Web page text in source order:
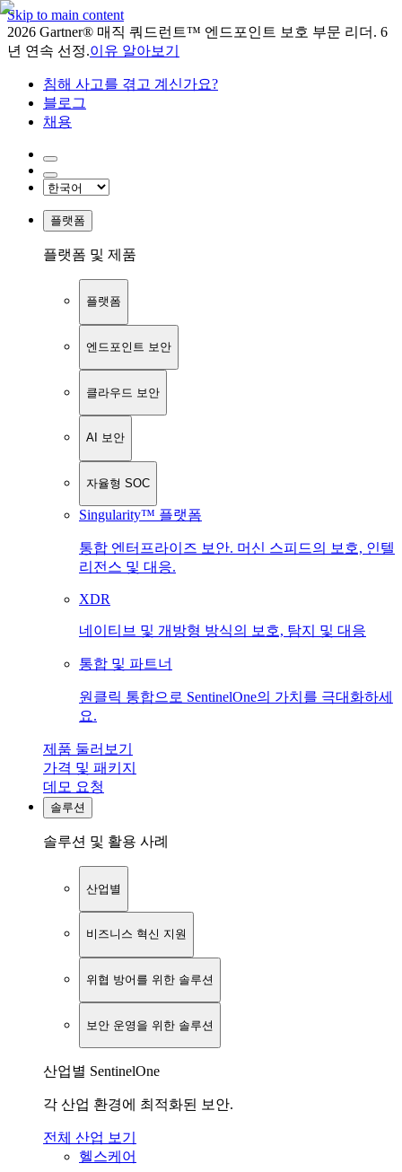
Skip to main content
2026 Gartner® 매직 쿼드런트™ 엔드포인트 보호 부문 리더. 6
년 연속 선정.이유 알아보기
침해 사고를 겪고 계신가요?
블로그
채용
플랫폼
플랫폼 및 제품
플랫폼
엔드포인트 보안
클라우드 보안
AI 보안
자율형 SOC
Singularity™ 플랫폼
통합 엔터프라이즈 보안. 머신 스피드의 보호, 인텔
리전스 및 대응.
XDR
네이티브 및 개방형 방식의 보호, 탐지 및 대응
통합 및 파트너
원클릭 통합으로 SentinelOne의 가치를 극대화하세
요.
제품 둘러보기
가격 및 패키지
데모 요청
솔루션
솔루션 및 활용 사례
산업별
비즈니스 혁신 지원
위협 방어를 위한 솔루션
보안 운영을 위한 솔루션
산업별 SentinelOne
각 산업 환경에 최적화된 보안.
전체 산업 보기
헬스케어